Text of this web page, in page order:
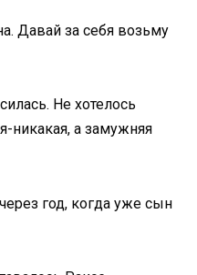
Давай за себя возьму
Не хотелось
никакая, а замужняя
год, когда уже сын